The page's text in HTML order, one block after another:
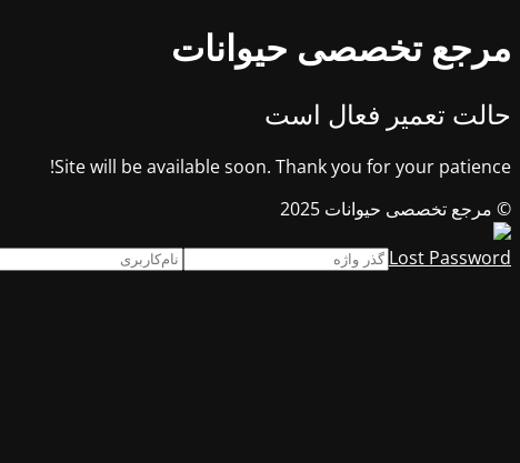
مرجع تخصصی حیوانات
حالت تعمیر فعال است
Site will be available soon. Thank you for your patience!
© مرجع تخصصی حیوانات 2025
Lost Password